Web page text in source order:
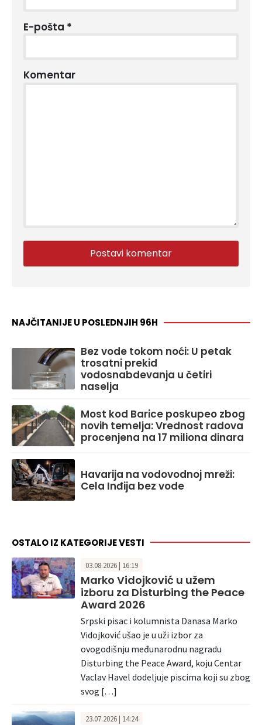
E-pošta *
Komentar
NAJČITANIJE U POSLEDNJIH 96H
Bez vode tokom noći: U petak
trosatni prekid
vodosnabdevanja u četiri
naselja
Most kod Barice poskupeo zbog
novih temelja: Vrednost radova
procenjena na 17 miliona dinara
Havarija na vodovodnoj mreži:
Cela Inđija bez vode
OSTALO IZ KATEGORIJE VESTI
03.08.2026 | 16:19
Marko Vidojković u užem
izboru za Disturbing the Peace
Award 2026
Srpski pisac i kolumnista Danasa Marko
Vidojković ušao je u uži izbor za
ovogodišnju međunarodnu nagradu
Disturbing the Peace Award, koju Centar
Vaclav Havel dodeljuje piscima koji su zbog
svog […]
23.07.2026 | 14:24